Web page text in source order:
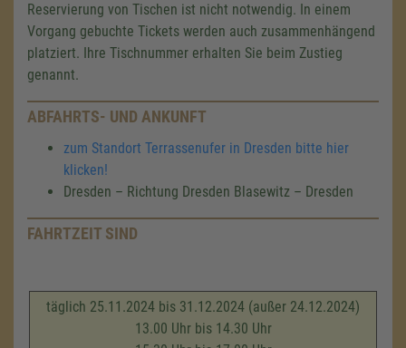
Reservierung von Tischen ist nicht notwendig. In einem
Vorgang gebuchte Tickets werden auch zusammenhängend
platziert. Ihre Tischnummer erhalten Sie beim Zustieg
genannt.
ABFAHRTS- UND ANKUNFT
zum Standort Terrassenufer in Dresden bitte hier
klicken!
Dresden – Richtung Dresden Blasewitz – Dresden
FAHRTZEIT SIND
täglich 25.11.2024 bis 31.12.2024 (außer 24.12.2024)
13.00 Uhr bis 14.30 Uhr